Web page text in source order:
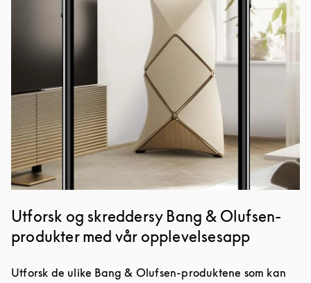
Utforsk og skreddersy Bang & Olufsen-
produkter med vår opplevelsesapp
Utforsk de ulike Bang & Olufsen-produktene som kan